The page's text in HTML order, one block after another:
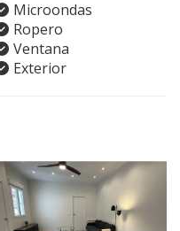
Microondas
Ropero
Ventana
Exterior